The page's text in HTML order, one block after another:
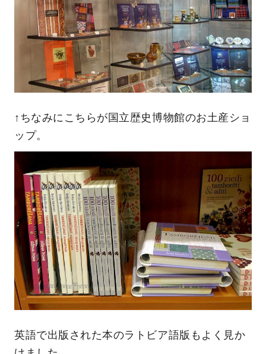
↑ちなみにこちらが国立歴史博物館のお土産ショ
ップ。
英語で出版された本のラトビア語版もよく見か